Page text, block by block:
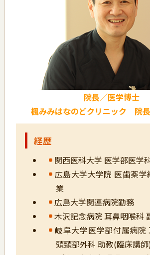
院長／医学博士
楓みみはなのどクリニック 院
経歴
関西医科大学 医学部医学
広島大学大学院 医歯薬学
業
広島大学関連病院勤務
木沢記念病院 耳鼻咽喉科
岐阜大学医学部付属病院
頭頸部外科 助教(臨床講